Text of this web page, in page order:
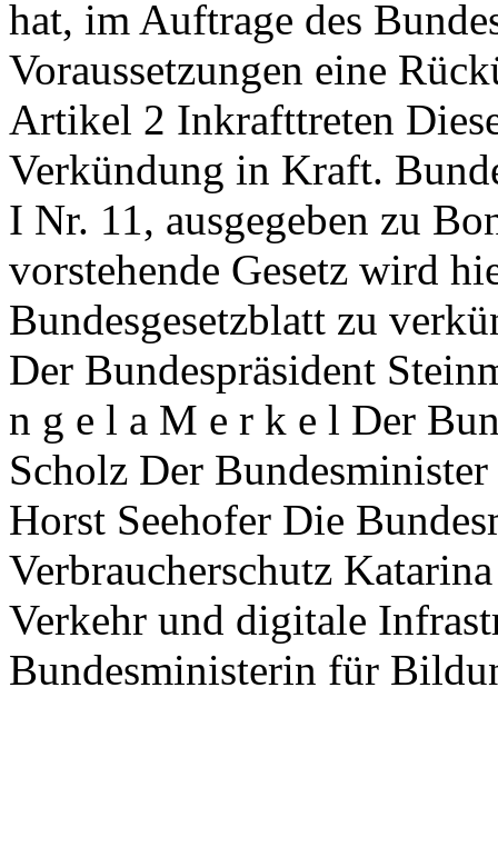
hat, im Auftrage des
Voraussetzungen eine
Artikel 2 Inkrafttreten
Verkündung in Kraft.
I Nr. 11, ausgegeben zu
vorstehende Gesetz wird
Bundesgesetzblatt zu
Der Bundespräsident
n g e l a M e r k e l Der
Scholz Der
Horst Seehofer Die
Verbraucherschutz
Verkehr und digitale
Bundesministerin für